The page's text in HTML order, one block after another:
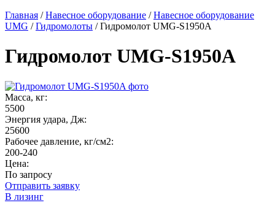
Главная /Навесное оборудование /Навесное оборудование
UMG /Гидромолоты /Гидромолот UMG-S1950A
Гидромолот UMG-S1950A
Масса, кг:
5500
Энергия удара, Дж:
25600
Рабочее давление, кг/см2:
200-240
Цена:
По запросу
Отправить заявку
В лизинг